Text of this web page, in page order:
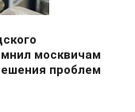
москвичам
проблем